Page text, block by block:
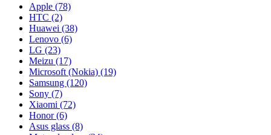
Apple (78)
HTC (2)
Huawei (38)
Lenovo (6)
LG (23)
Meizu (17)
Microsoft (Nokia) (19)
Samsung (120)
Sony (7)
Xiaomi (72)
Honor (6)
Asus glass (8)